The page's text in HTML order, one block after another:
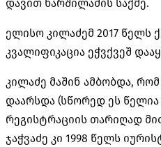
დავით ხარშილაძის საქმე.
ელისო კილაძემ 2017 წელს
კვალიფიკაცია ეჭვქვეშ
კილაძე მაშინ ამბობდა,
დაარსდა (სწორედ ეს
რეგისტრაციის თარიღად
ჯაჭვაძე კი 1998 წელს